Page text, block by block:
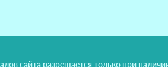
сайта разрешается только при